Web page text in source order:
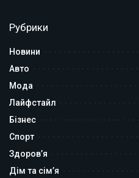
Рубрики
Новини
Авто
Мода
Лайфстайл
Бізнес
Спорт
Здоров’я
Дім та сім’я